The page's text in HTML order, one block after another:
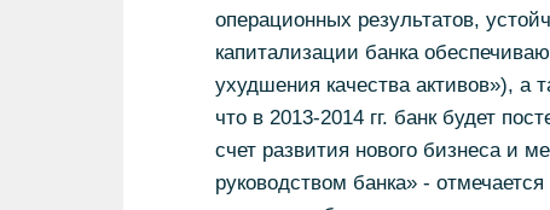
операционных результатов,
капитализации банка
ухудшения качества активов»),
что в 2013-2014 гг. банк будет
счет развития нового бизнеса и
руководством банка» -